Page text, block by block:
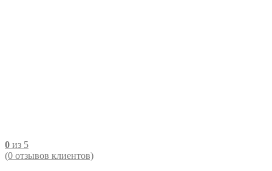
0 из 5
(0 отзывов клиентов)